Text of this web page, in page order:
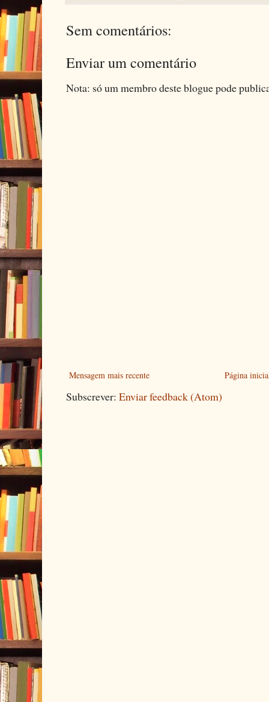
Sem comentários:
Enviar um comentário
Nota: só um membro deste blogue pode
Mensagem mais recente Página
Subscrever: Enviar feedback (Atom)